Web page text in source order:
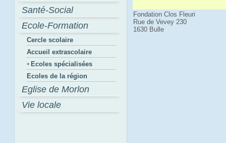
Santé-Social
Ecole-Formation
Cercle scolaire
Accueil extrascolaire
Ecoles spécialisées
Ecoles de la région
Eglise de Morlon
Vie locale
Fondation Clos Fleuri
Rue de Vevey 230
1630 Bulle